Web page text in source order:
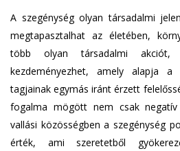
A szegénység olyan társadalmi
megtapasztalhat az életében,
több olyan társadalmi akciót,
kezdeményezhet, amely alapja a
tagjainak egymás iránt érzett
fogalma mögött nem csak
vallási közösségben a szegénység
érték, ami szeretetből